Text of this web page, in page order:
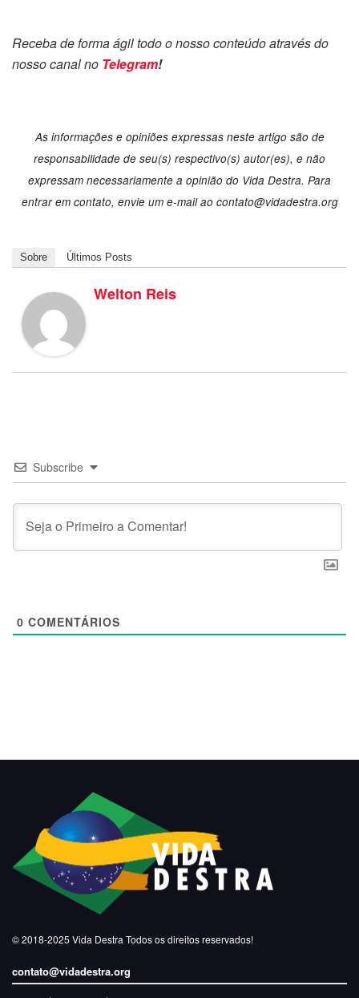
Receba de forma ágil todo o nosso conteúdo através do
nosso canal no Telegram!
As informações e opiniões expressas neste artigo são de
responsabilidade de seu(s) respectivo(s) autor(es), e não
expressam necessariamente a opinião do Vida Destra. Para
entrar em contato, envie um e-mail ao contato@vidadestra.org
Sobre Últimos Posts
Welton Reis
Subscribe
0 COMENTÁRIOS
© 2018-2025 Vida Destra Todos os direitos reservados!
contato@vidadestra.org